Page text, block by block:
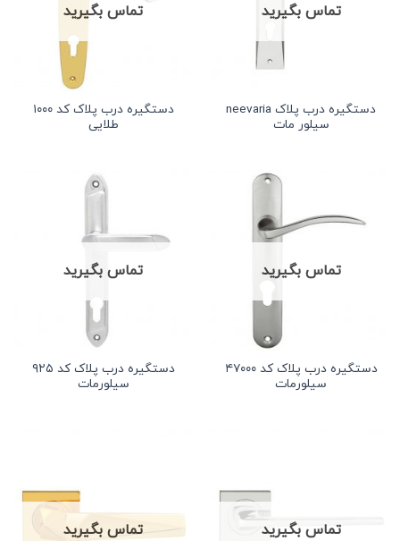
تماس بگیرید
دستگیره درب پلاک neevaria
سیلور مات
تماس بگیرید
دستگیره درب پلاک کد ۱۰۰۰
طلایی
تماس بگیرید
دستگیره درب پلاک کد ۴۷۰۰۰
سیلورمات
تماس بگیرید
دستگیره درب پلاک کد ۹۲۵
سیلورمات
تماس بگیرید تماس بگیرید